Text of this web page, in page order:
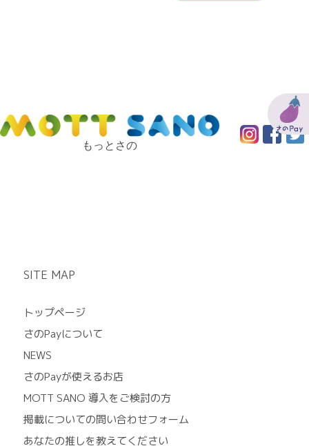
もっとさの
SITE MAP
トップページ
さのPayについて
NEWS
さのPayが使えるお店
MOTT SANO 導入をご検討の方
掲載についての問い合わせフォーム
あなたの推しを教えてください